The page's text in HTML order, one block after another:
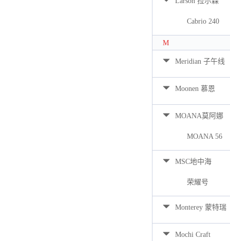
Cabrio 240
M
Meridian 子午线
Moonen 慕恩
MOANA莫阿娜
MOANA 56
MSC地中海
荣耀号
Monterey 蒙特瑞
Mochi Craft